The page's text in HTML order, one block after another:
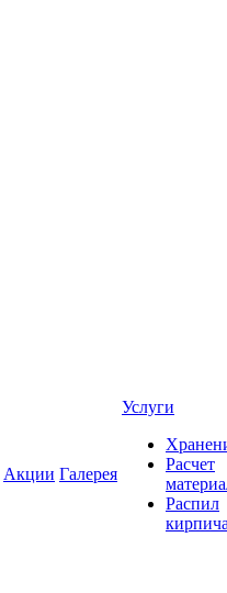
Акции Галерея
Услуги
Расчет
Распил